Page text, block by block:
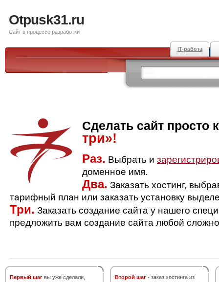
Otpusk31.ru
Сайт в процессе разработки
IT-работа
Сделать сайт просто
три»!
Раз. Выбрать и
доменное имя.
Два. Заказать хостинг,
тарифный план или заказать установку
Три. Заказать создание сайта у нашего
предложить вам создание сайта любой
Первый шаг вы уже сделали,
Второй шаг - заказ хостинга из